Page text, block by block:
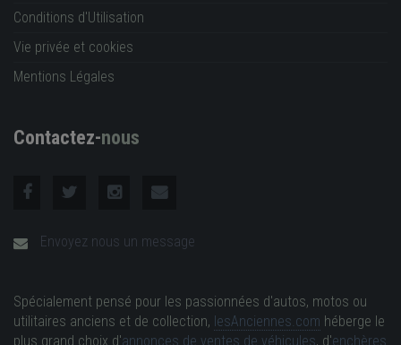
Conditions d'Utilisation
Vie privée et cookies
Mentions Légales
Contactez-nous
Envoyez nous un message
Spécialement pensé pour les passionnées d'autos, motos ou
utilitaires anciens et de collection, lesAnciennes.com héberge le
plus grand choix d'annonces de ventes de véhicules, d'enchères